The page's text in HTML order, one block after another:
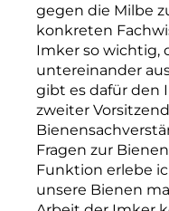
gegen die Milbe
konkreten
Imker so wichtig,
untereinander
gibt es dafür den
zweiter
Fragen zur
Funktion erlebe
unsere Bienen